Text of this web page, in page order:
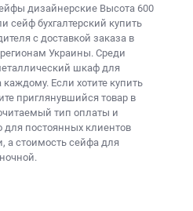
дизайнерские Высота 600
сейф бухгалтерский купить
с доставкой заказа в
Украины. Среди
шкаф для
каждому. Если хотите купить
приглянувшийся товар в
тип оплаты и
постоянных клиентов
а стоимость сейфа для